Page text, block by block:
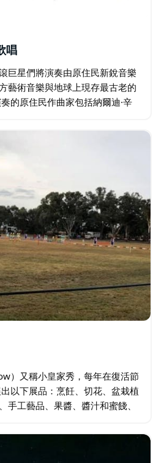
唱
巨星們將演奏由原住民新銳音樂
藝術音樂與地球上現存最古老的
的原住民作曲家包括納爾迪·辛
）又稱小皇家秀，每年在復活節
以下展品：烹飪、切花、盆栽植
手工藝品、果醬、醬汁和蜜餞、